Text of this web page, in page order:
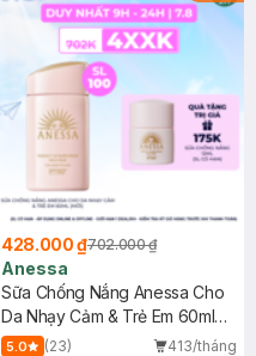
428.000 ₫702.000 ₫
Anessa
Sữa Chống Nắng Anessa Cho
Da Nhạy Cảm & Trẻ Em 60ml
(Mới)
5.0 (23)
413/tháng